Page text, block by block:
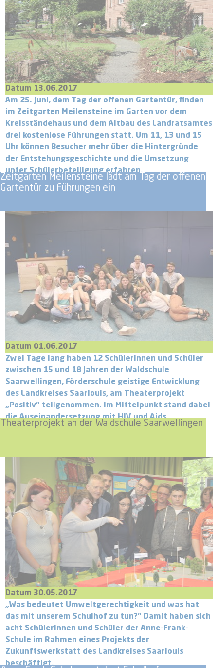
Zeitgarten Meilensteine lädt am Tag der offenen
Gartentür zu Führungen ein
Datum 13.06.2017
Am 25. Juni, dem Tag der offenen Gartentür, finden
im Zeitgarten Meilensteine im Garten vor dem
Kreisständehaus und dem Altbau des Landratsamtes
drei kostenlose Führungen statt. Um 11, 13 und 15
Uhr können Besucher mehr über die Hintergründe
der Entstehungsgeschichte und die Umsetzung
unter Schülerbeteiligung erfahren.
Theaterprojekt an der Waldschule Saarwellingen
Datum 01.06.2017
Zwei Tage lang haben 12 Schülerinnen und Schüler
zwischen 15 und 18 Jahren der Waldschule
Saarwellingen, Förderschule geistige Entwicklung
des Landkreises Saarlouis, am Theaterprojekt
„Positiv“ teilgenommen. Im Mittelpunkt stand dabei
die Auseinandersetzung mit HIV und Aids.
Datum 30.05.2017
„Was bedeutet Umweltgerechtigkeit und was hat
das mit unserem Schulhof zu tun?“ Damit haben sich
acht Schülerinnen und Schüler der Anne-Frank-
Schule im Rahmen eines Projekts der
Zukunftswerkstatt des Landkreises Saarlouis
beschäftigt.